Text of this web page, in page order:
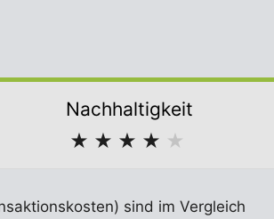
Nachhaltigkeit
★ ★ ★ ★ ★
sind im Vergleich